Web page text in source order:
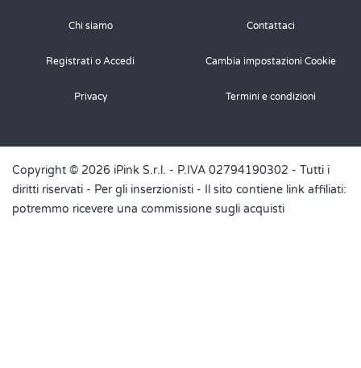
Chi siamo Contattaci
Registrati o Accedi Cambia impostazioni Cookie
Privacy Termini e condizioni
Copyright © 2026 iPink S.r.l. - P.IVA 02794190302 - Tutti i
diritti riservati - Per gli inserzionisti - Il sito contiene link affiliati:
potremmo ricevere una commissione sugli acquisti